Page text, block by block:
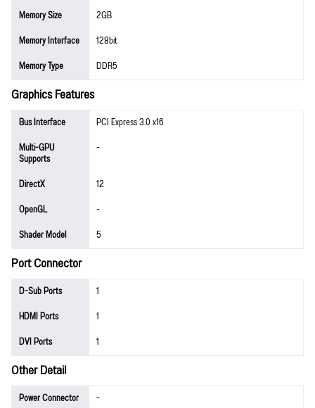
Memory Size
2GB
Memory Interface
128bit
Memory Type
DDR5
Graphics Features
Bus Interface
PCI Express 3.0 x16
Multi-GPU
Supports
-
DirectX
12
OpenGL
-
Shader Model
5
Port Connector
D-Sub Ports
1
HDMI Ports
1
DVI Ports
1
Other Detail
Power Connector
-